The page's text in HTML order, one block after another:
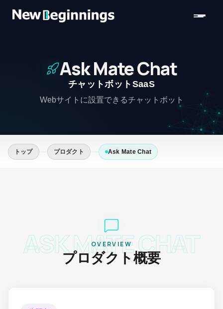
Ask Mate Chat
チャットボットSaaS
Webサイトに設置できるチャットボット
トップ プロダクト Ask Mate Chat
ASK MATE CHAT
OVERVIEW
プロダクト概要